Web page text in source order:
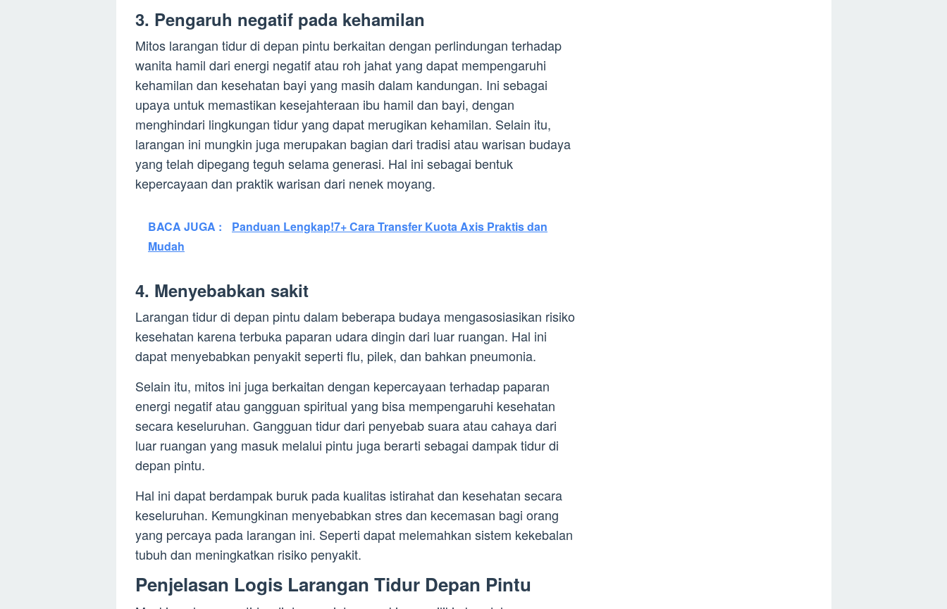
3. Pengaruh negatif pada kehamilan
Mitos larangan tidur di depan pintu berkaitan dengan perlindungan terhadap
wanita hamil dari energi negatif atau roh jahat yang dapat mempengaruhi
kehamilan dan kesehatan bayi yang masih dalam kandungan. Ini sebagai
upaya untuk memastikan kesejahteraan ibu hamil dan bayi, dengan
menghindari lingkungan tidur yang dapat merugikan kehamilan. Selain itu,
larangan ini mungkin juga merupakan bagian dari tradisi atau warisan budaya
yang telah dipegang teguh selama generasi. Hal ini sebagai bentuk
kepercayaan dan praktik warisan dari nenek moyang.
BACA JUGA :
Panduan Lengkap!7+ Cara Transfer Kuota Axis Praktis dan
Mudah
4. Menyebabkan sakit
Larangan tidur di depan pintu dalam beberapa budaya mengasosiasikan risiko
kesehatan karena terbuka paparan udara dingin dari luar ruangan. Hal ini
dapat menyebabkan penyakit seperti flu, pilek, dan bahkan pneumonia.
Selain itu, mitos ini juga berkaitan dengan kepercayaan terhadap paparan
energi negatif atau gangguan spiritual yang bisa mempengaruhi kesehatan
secara keseluruhan. Gangguan tidur dari penyebab suara atau cahaya dari
luar ruangan yang masuk melalui pintu juga berarti sebagai dampak tidur di
depan pintu.
Hal ini dapat berdampak buruk pada kualitas istirahat dan kesehatan secara
keseluruhan. Kemungkinan menyebabkan stres dan kecemasan bagi orang
yang percaya pada larangan ini. Seperti dapat melemahkan sistem kekebalan
tubuh dan meningkatkan risiko penyakit.
Penjelasan Logis Larangan Tidur Depan Pintu